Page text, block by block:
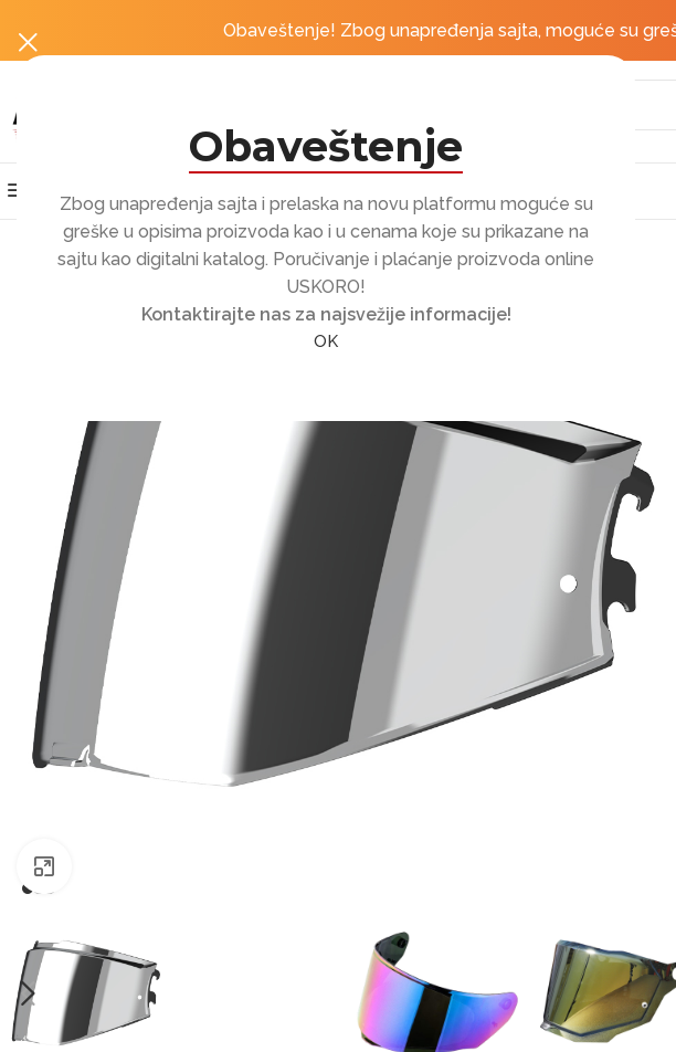
Obaveštenje
Zbog unapređenja sajta i prelaska na novu platformu moguće su
greške u opisima proizvoda kao i u cenama koje su prikazane na
sajtu kao digitalni katalog. Poručivanje i plaćanje proizvoda online
USKORO!
Kontaktirajte nas za najsvežije informacije!
OK
Obaveštenje! Zbog unapređenja sajta, moguće su
u Moto Centar by MotoRevolution